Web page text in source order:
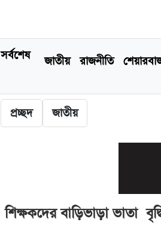
সর্বশেষ জাতীয় রাজনীতি
প্রচ্ছদ জাতীয়
শিক্ষকদের বাড়িভাড়া ভাতা